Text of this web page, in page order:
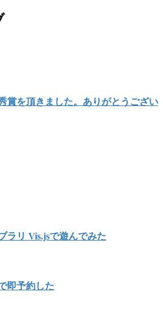
賞を頂きました。ありがとうござい
ラリ Vis.jsで遊んでみた
即予約した